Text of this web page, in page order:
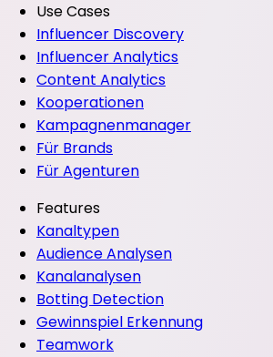
Use Cases
Influencer Discovery
Influencer Analytics
Content Analytics
Kooperationen
Kampagnenmanager
Für Brands
Für Agenturen
Features
Kanaltypen
Audience Analysen
Kanalanalysen
Botting Detection
Gewinnspiel Erkennung
Teamwork